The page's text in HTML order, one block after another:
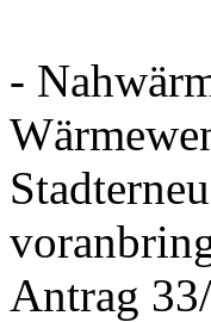
-
Antrag